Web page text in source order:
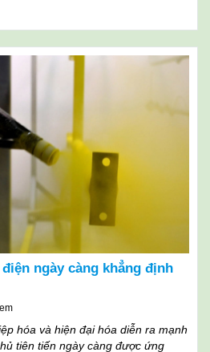
ngày càng khẳng định
hóa và hiện đại hóa diễn ra mạnh
tiên tiến ngày càng được ứng